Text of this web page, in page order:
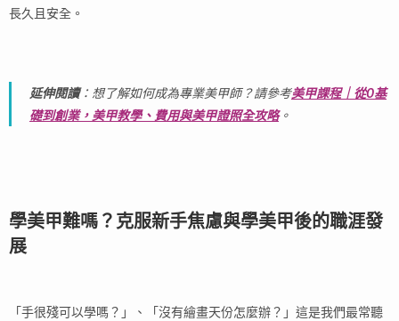
長久且安全。
延伸閱讀：想了解如何成為專業美甲師？請參考美甲課程｜從0基
礎到創業，美甲教學、費用與美甲證照全攻略。
學美甲難嗎？克服新手焦慮與學美甲後的職涯發
展
「手很殘可以學嗎？」、「沒有繪畫天份怎麼辦？」這是我們最常聽